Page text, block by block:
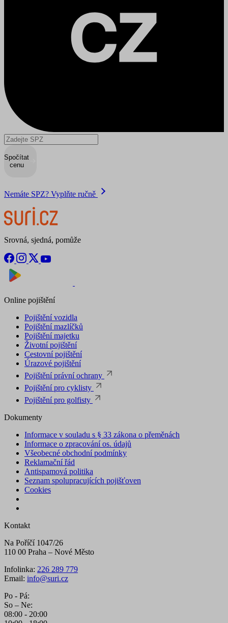
Spočítat
cenu
Nemáte SPZ? Vyplňte ručně
Srovná, sjedná, pomůže
Online pojištění
Pojištění vozidla
Pojištění mazlíčků
Pojištění majetku
Životní pojištění
Cestovní pojištění
Úrazové pojištění
Pojištění právní ochrany
Pojištění pro cyklisty
Pojištění pro golfisty
Dokumenty
Informace v souladu s § 33 zákona o přeměnách
Informace o zpracování os. údajů
Všeobecné obchodní podmínky
Reklamační řád
Antispamová politika
Seznam spolupracujících pojišťoven
Cookies
Kontakt
Na Poříčí 1047/26
110 00 Praha – Nové Město
Infolinka: 226 289 779
Email: info@suri.cz
Po - Pá:
So – Ne:
08:00 - 20:00